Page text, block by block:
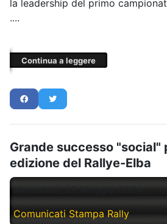
la leadership del primo
....
Continua a leggere
Grande successo "social"
edizione del Rallye-Elba
Mercoledì, 29 Maggio 2024
Comunicati Stampa Rally